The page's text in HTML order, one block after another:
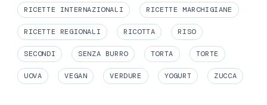
RICETTE INTERNAZIONALI RICETTE MARCHIGIANE
RICETTE REGIONALI RICOTTA RISO
SECONDI SENZA BURRO TORTA TORTE
UOVA VEGAN VERDURE YOGURT ZUCCA